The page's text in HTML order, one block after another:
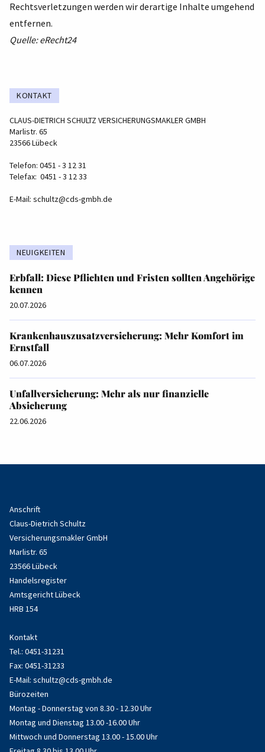
Rechtsverletzungen werden wir derartige Inhalte umgehend
entfernen.
Quelle:eRecht24
KONTAKT
CLAUS-DIETRICH SCHULTZ VERSICHERUNGSMAKLER GMBH
Marlistr. 65
23566 Lübeck
Telefon: 0451 - 3 12 31
Telefax: 0451 - 3 12 33
E-Mail: schultz@cds-gmbh.de
NEUIGKEITEN
Erbfall: Diese Pflichten und Fristen sollten Angehörige
kennen
20.07.2026
Krankenhauszusatzversicherung: Mehr Komfort im
Ernstfall
06.07.2026
Unfallversicherung: Mehr als nur finanzielle
Absicherung
22.06.2026
Anschrift
Claus-Dietrich Schultz
Versicherungsmakler GmbH
Marlistr. 65
23566 Lübeck
Handelsregister
Amtsgericht Lübeck
HRB 154
Kontakt
Tel.: 0451-31231
Fax: 0451-31233
E-Mail: schultz@cds-gmbh.de
Bürozeiten
Montag - Donnerstag von 8.30 - 12.30 Uhr
Montag und Dienstag 13.00 -16.00 Uhr
Mittwoch und Donnerstag 13.00 - 15.00 Uhr